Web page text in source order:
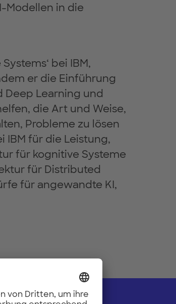
Modellen in die
bei IBM,
er die Einführung
Learning und
die Art und Weise,
Probleme zu lösen
IBM für die Leistung,
für kognitive Systeme
für Distributed
für angewandte KI,